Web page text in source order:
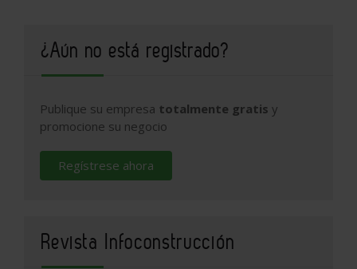
¿Aún no está registrado?
Publique su empresa totalmente gratis y
promocione su negocio
Regístrese ahora
Revista Infoconstrucción